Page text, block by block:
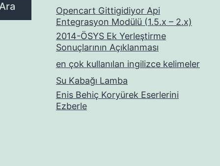
Opencart Gittigidiyor Api
Entegrasyon Modülü (1.5.x – 2.x)
2014-ÖSYS Ek Yerleştirme
Sonuçlarının Açıklanması
en çok kullanılan ingilizce kelimeler
Su Kabağı Lamba
Enis Behiç Koryürek Eserlerini
Ezberle